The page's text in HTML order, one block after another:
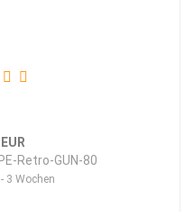
Retro-GUN-80
3 Wochen